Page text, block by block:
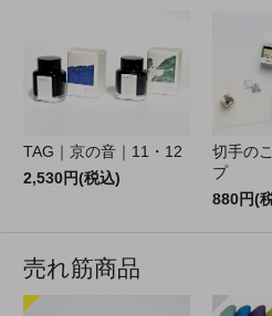
TAG｜京の音｜11・12
2,530円(税込)
切手の
プ
880円(
売れ筋商品